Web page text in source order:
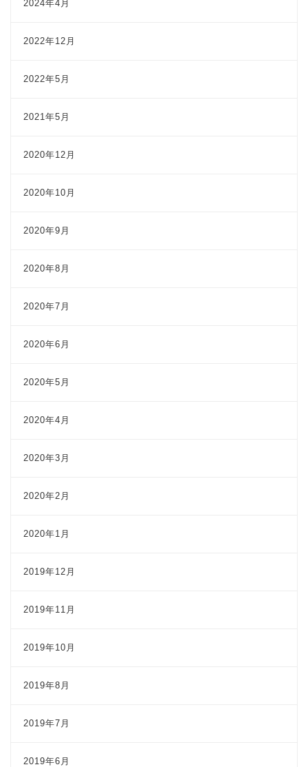
2024年4月
2022年12月
2022年5月
2021年5月
2020年12月
2020年10月
2020年9月
2020年8月
2020年7月
2020年6月
2020年5月
2020年4月
2020年3月
2020年2月
2020年1月
2019年12月
2019年11月
2019年10月
2019年8月
2019年7月
2019年6月